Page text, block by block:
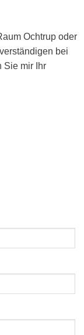
Ochtrup oder
bei
Sie mir Ihr